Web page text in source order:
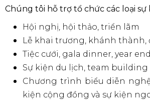
Chúng tôi hỗ trợ tổ chức các loại sự
Hội nghị, hội thảo, triển lãm
Lễ khai trương, khánh thành,
Tiệc cưới, gala dinner, year
Sự kiện du lịch, team building
Chương trình biểu diễn
kiện cộng đồng và sự kiện